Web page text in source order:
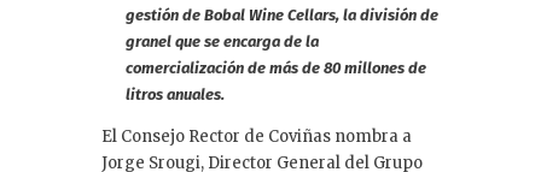
gestión de Bobal Wine Cellars, la división de
granel que se encarga de la
comercialización de más de 80 millones de
litros anuales.
El Consejo Rector de Coviñas nombra a
Jorge Srougi, Director General del Grupo